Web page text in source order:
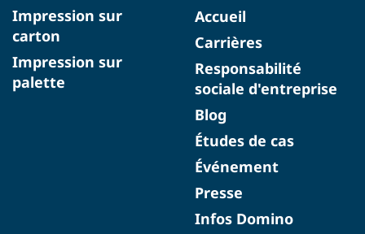
Impression sur
carton
Impression sur
palette
Accueil
Carrières
Responsabilité
sociale d'entreprise
Blog
Études de cas
Événement
Presse
Infos Domino